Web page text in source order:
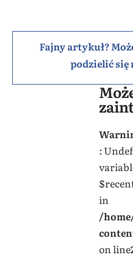
Fajny artykuł?
podzielić się
:
in
/
on line